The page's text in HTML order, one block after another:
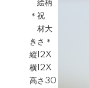
絵柄
＊祝
材大
きさ＊
縦12X
横12X
高さ30